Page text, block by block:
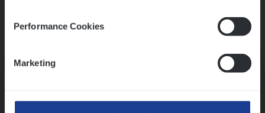
Performance Cookies
Marketing